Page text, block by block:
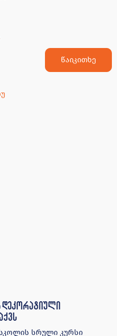
წაიკითხე
დეკორატიული
სრული კურსი